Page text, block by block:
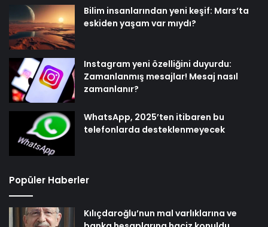
Bilim insanlarından yeni keşif: Mars’ta
eskiden yaşam var mıydı?
Instagram yeni özelliğini duyurdu:
Zamanlanmış mesajlar! Mesaj nasıl
zamanlanır?
WhatsApp, 2025’ten itibaren bu
telefonlarda desteklenmeyecek
Popüler Haberler
Kılıçdaroğlu’nun mal varlıklarına ve